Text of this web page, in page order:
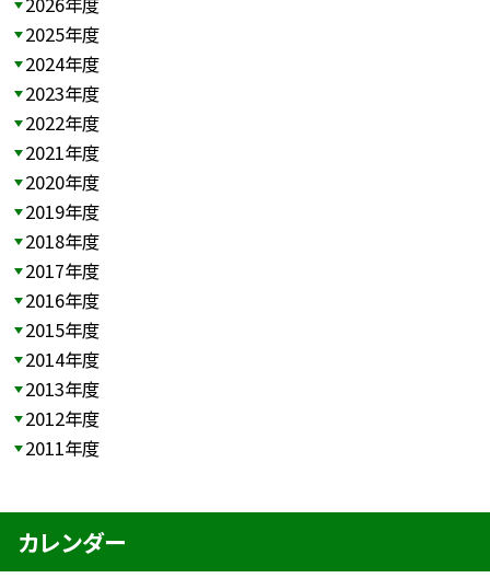
2025年度
2024年度
2023年度
2022年度
2021年度
2020年度
2019年度
2018年度
2017年度
2016年度
2015年度
2014年度
2013年度
2012年度
2011年度
カレンダー